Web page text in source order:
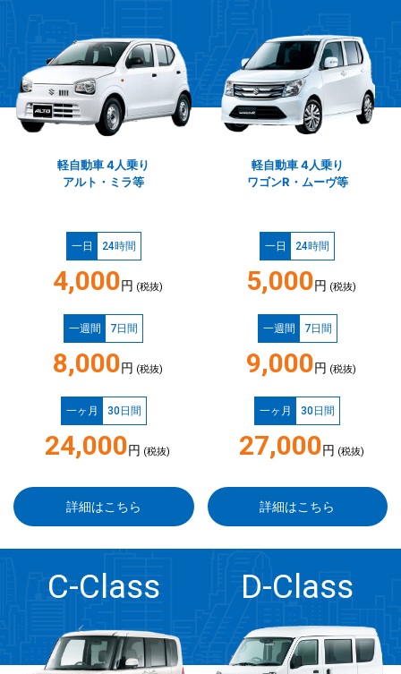
軽自動車 4人乗り
アルト・ミラ等
一日 24時間
4,000円 (税抜)
一週間 7日間
8,000円 (税抜)
一ヶ月 30日間
24,000円 (税抜)
詳細はこちら
軽自動車 4人乗り
ワゴンR・ムーヴ等
一日 24時間
5,000円 (税抜)
一週間 7日間
9,000円 (税抜)
一ヶ月 30日間
27,000円 (税抜)
詳細はこちら
C-Class D-Class